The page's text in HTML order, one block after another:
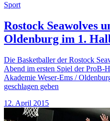
Sport
Rostock Seawolves
Oldenburg im 1.
Die Basketballer der Rostock
Abend im ersten Spiel der ProB-
Akademie Weser-Ems /
geschlagen geben
12. April 2015